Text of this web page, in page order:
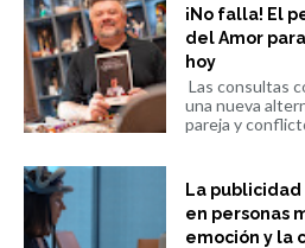
¡No falla! El
del Amor
hoy
Las consultas
una nueva
pareja y
La
en personas
emoción y la